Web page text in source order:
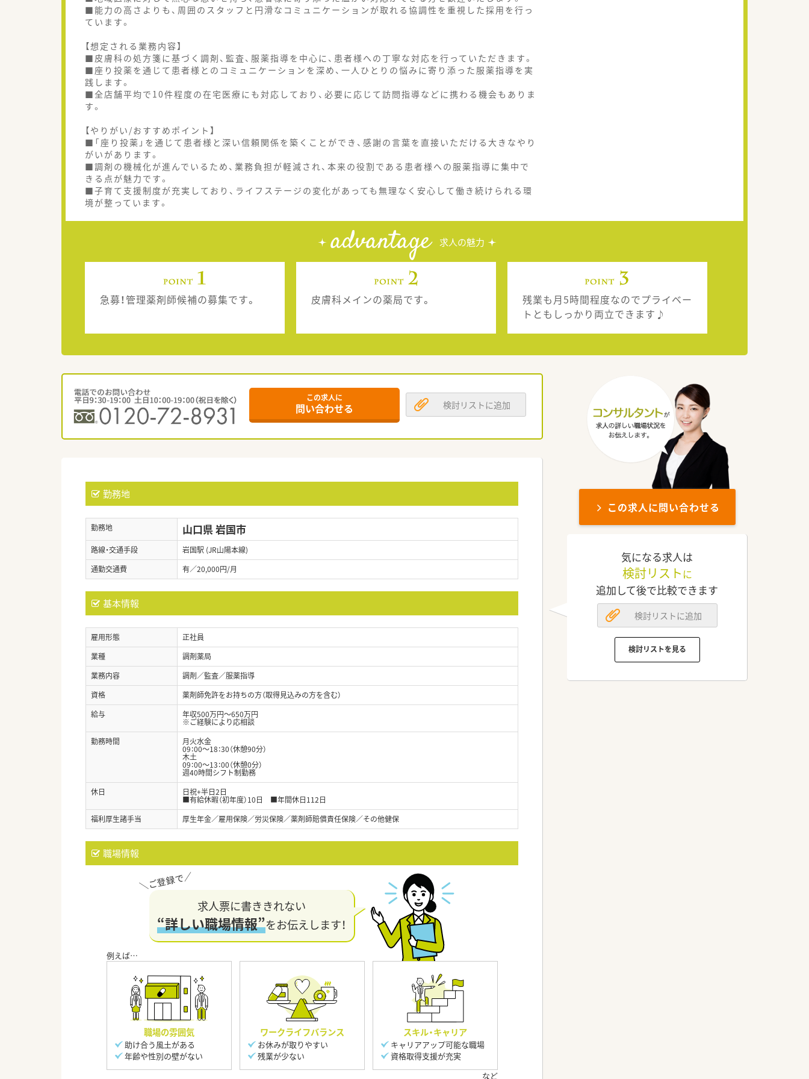
■能力の高さよりも、周囲のスタッフと円滑なコミュニケーションが取れる協調性を重視した採用を行っ
ています。
【想定される業務内容】
■皮膚科の処方箋に基づく調剤、監査、服薬指導を中心に、患者様への丁寧な対応を行っていただきます。
■座り投薬を通じて患者様とのコミュニケーションを深め、一人ひとりの悩みに寄り添った服薬指導を実
践します。
■全店舗平均で10件程度の在宅医療にも対応しており、必要に応じて訪問指導などに携わる機会もありま
す。
【やりがい/おすすめポイント】
■「座り投薬」を通じて患者様と深い信頼関係を築くことができ、感謝の言葉を直接いただける大きなやり
がいがあります。
■調剤の機械化が進んでいるため、業務負担が軽減され、本来の役割である患者様への服薬指導に集中で
きる点が魅力です。
■子育て支援制度が充実しており、ライフステージの変化があっても無理なく安心して働き続けられる環
境が整っています。
advantage 求人の魅力
急募！管理薬剤師候補の募集です。 皮膚科メインの薬局です。
残業も月5時間程度なのでプライベー
トともしっかり両立できます♪
この求人に
問い合わせる 検討リストに追加
勤務地
勤務地 山口県 岩国市
路線・交通手段
岩国駅 (JR山陽本線)
通勤交通費
有／20,000円/月
基本情報
雇用形態
正社員
業種
調剤薬局
業務内容
調剤／監査／服薬指導
資格
薬剤師免許をお持ちの方（取得見込みの方を含む）
給与
年収500万円～650万円
※ご経験により応相談
勤務時間
月火水金
09：00～18：30（休憩90分）
木土
09：00～13：00（休憩0分）
週40時間シフト制勤務
休日
日祝+半日2日
■有給休暇（初年度）10日 ■年間休日112日
福利厚生諸手当
厚生年金／雇用保険／労災保険／薬剤師賠償責任保険／その他健保
職場情報
求人票に書ききれない
“詳しい職場情報”をお伝えします！
職場の雰囲気
助け合う風土がある
年齢や性別の壁がない
ワークライフバランス
お休みが取りやすい
残業が少ない
スキル・キャリア
キャリアアップ可能な職場
資格取得支援が充実
この求人に問い合わせる
気になる求人は
検討リスト に
追加して後で比較できます
検討リストに追加
検討リストを見る